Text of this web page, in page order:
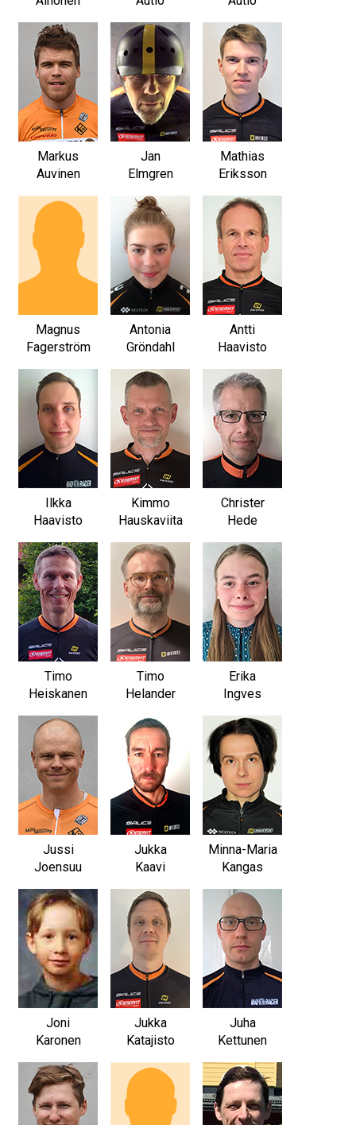
Markus
Auvinen
Jan
Elmgren
Mathias
Eriksson
Magnus
Fagerström
Antonia
Gröndahl
Antti
Haavisto
Ilkka
Haavisto
Kimmo
Hauskaviita
Christer
Hede
Timo
Heiskanen
Timo
Helander
Erika
Ingves
Jussi
Joensuu
Jukka
Kaavi
Minna-Maria
Kangas
Joni
Karonen
Jukka
Katajisto
Juha
Kettunen